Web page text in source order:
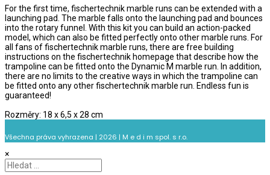
For the first time, fischertechnik marble runs can be extended with a
launching pad. The marble falls onto the launching pad and bounces
into the rotary funnel. With this kit you can build an action-packed
model, which can also be fitted perfectly onto other marble runs. For
all fans of fischertechnik marble runs, there are free building
instructions on the fischertechnik homepage that describe how the
trampoline can be fitted onto the Dynamic M marble run. In addition,
there are no limits to the creative ways in which the trampoline can
be fitted onto any other fischertechnik marble run. Endless fun is
guaranteed!
Rozměry: 18 x 6,5 x 28 cm
Všechna práva vyhrazena | 2026 | M e d i m spol. s r.o.
×